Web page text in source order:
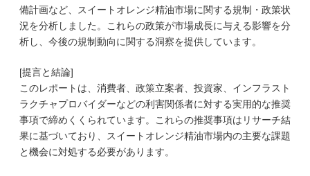
備計画など、スイートオレンジ精油市場に関する規制・政策状
況を分析しました。これらの政策が市場成長に与える影響を分
析し、今後の規制動向に関する洞察を提供しています。
[提言と結論]
このレポートは、消費者、政策立案者、投資家、インフラスト
ラクチャプロバイダーなどの利害関係者に対する実用的な推奨
事項で締めくくられています。これらの推奨事項はリサーチ結
果に基づいており、スイートオレンジ精油市場内の主要な課題
と機会に対処する必要があります。